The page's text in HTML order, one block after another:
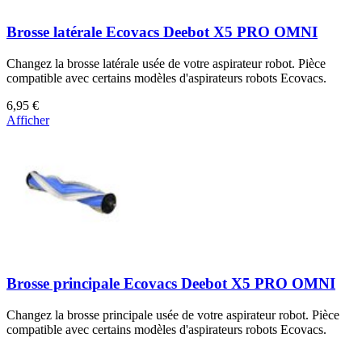
Brosse latérale Ecovacs Deebot X5 PRO OMNI
Changez la brosse latérale usée de votre aspirateur robot. Pièce
compatible avec certains modèles d'aspirateurs robots Ecovacs.
6,95 €
Afficher
Brosse principale Ecovacs Deebot X5 PRO OMNI
Changez la brosse principale usée de votre aspirateur robot. Pièce
compatible avec certains modèles d'aspirateurs robots Ecovacs.